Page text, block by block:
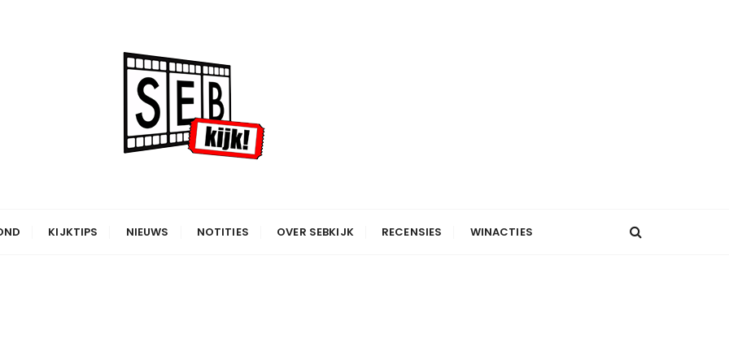
KIJKTIPS NIEUWS NOTITIES OVER SEBKIJK RECENSIES WINACTIES